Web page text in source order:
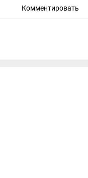
Комментировать